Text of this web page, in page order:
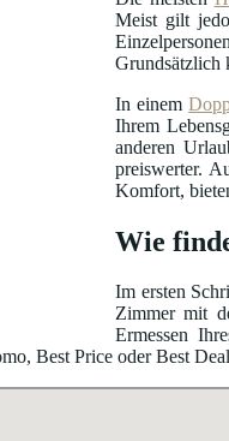
Meist gilt
Grundsätzlich
In einem
Ihrem
anderen
preiswerter.
Komfort,
Wie
Im ersten
Zimmer mit
Ermessen
Best Price oder Best